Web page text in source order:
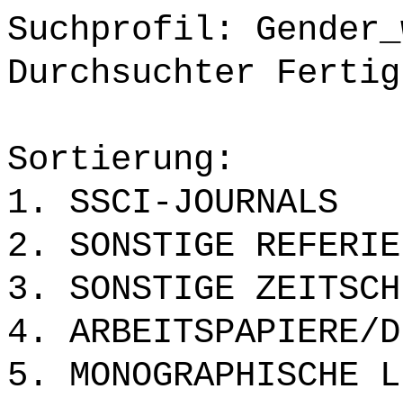
Suchprofil:
Durchsuchter
Sortierung:
1. SSCI-JOURNALS
2. SONSTIGE
3. SONSTIGE
4. ARBEITSPAPIERE/
5. MONOGRAPHISCHE